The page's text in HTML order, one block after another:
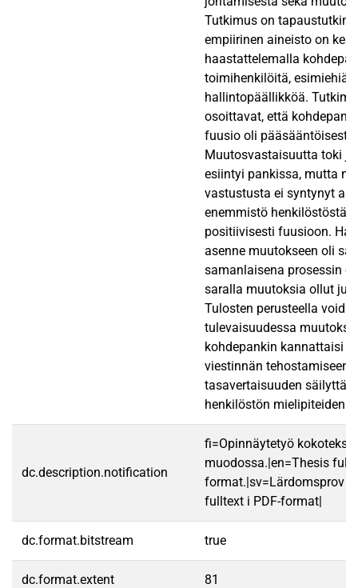
Tutkimus on
empiirinen aineisto on
haastattelemalla
toimihenkilöitä, esimiehiä
hallintopäällikköä.
osoittavat, että
fuusio oli pääsääntöisesti
Muutosvastaisuutta toki
esiintyi pankissa, mutta
vastustusta ei syntynyt
enemmistö henkilöstöstä
positiivisesti fuusioon.
asenne muutokseen oli
samanlaisena prosessin
saralla muutoksia ollut
Tulosten perusteella
tulevaisuudessa
kohdepankin kannattaisi
viestinnän tehostamiseen,
tasavertaisuuden
henkilöstön mielipiteiden
dc.description.notification
fi=Opinnäytetyö
muodossa.|en=Thesis
format.|sv=Lärdomsprov
fulltext i PDF-format|
dc.format.bitstream true
dc.format.extent 81